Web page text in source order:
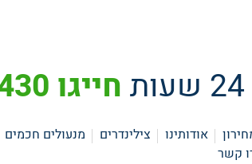
חייגו 073-3742430
אודותינו צילינדרים
מנעולים חכמים
קשר